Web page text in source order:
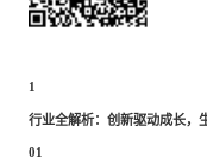
1
行业全解析：创新驱动成长，
01